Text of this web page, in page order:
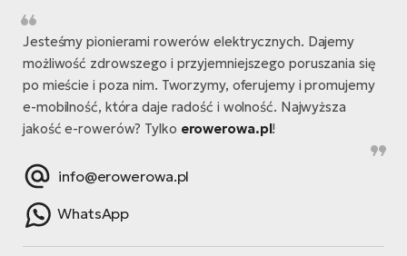
Jesteśmy pionierami rowerów elektrycznych. Dajemy
możliwość zdrowszego i przyjemniejszego poruszania się
po mieście i poza nim. Tworzymy, oferujemy i promujemy
e-mobilność, która daje radość i wolność. Najwyższa
jakość e-rowerów? Tylko erowerowa.pl!
info@erowerowa.pl
WhatsApp